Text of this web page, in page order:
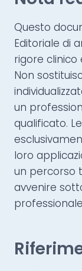
Questo
Editoriale di
rigore
Non
un
qualificato.
loro
un percorso
avvenire